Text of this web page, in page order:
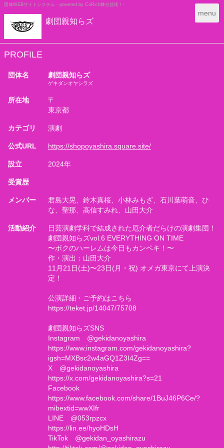
団体WEBサイトシステム - powered by CoRich舞台芸術！-
劇団親知らズ
T
o
g
menu
PROFILE
団体名 劇団親知らズ
ゲキダンオヤシラズ
所在地
〒
東京都
カテゴリ 演劇
公式URL https://shopoyashira.square.site/
設立 2024年
受賞歴
メンバー
君島大晃、鈴木真桜、小林みもざ、石川葉萌音、ひ
な、聖那、高信すみれ、山田大介
活動紹介
日芸演劇学科で結成された厄介者だらけの演劇集団！
劇団親知らズvol.6 EVERYTHING ON TIME
〜ボクのハーレムは今日もカンペキ！〜
作・演出：山田大介
11月21日(土)〜23日(月・祝) オメガ東京にて上演決
定！
公演詳細・ご予約はこちら
https://teket.jp/14047/75708
劇団親知らズSNS
Instagram @gekidanoyashira
https://www.instagram.com/gekidanoyashira?
igsh=MXBsc2w4aGQ1Z3I4Zg==
X @gekidanoyashira
https://x.com/gekidanoyashira?s=21
Facebook
https://www.facebook.com/share/1BuJ46P6Ce/?
mibextid=wwXIfr
LINE @053rpzcx
https://lin.ee/hyoHDsH
TikTok @gekidan_oyashirazu